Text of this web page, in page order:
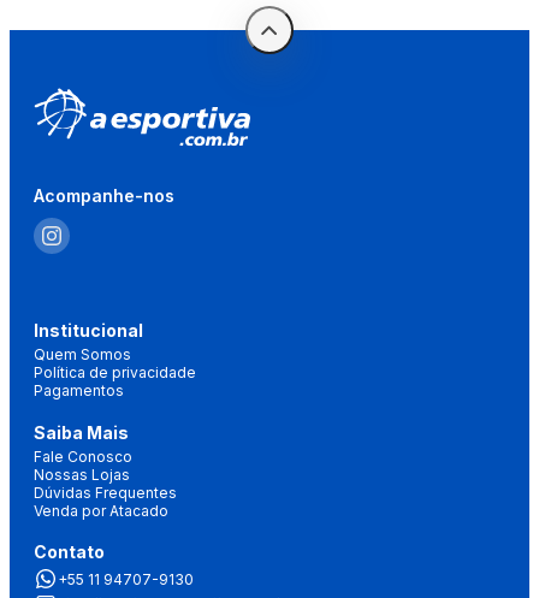
Acompanhe-nos
Institucional
Quem Somos
Política de privacidade
Pagamentos
Saiba Mais
Fale Conosco
Nossas Lojas
Dúvidas Frequentes
Venda por Atacado
Contato
+55 11 94707-9130